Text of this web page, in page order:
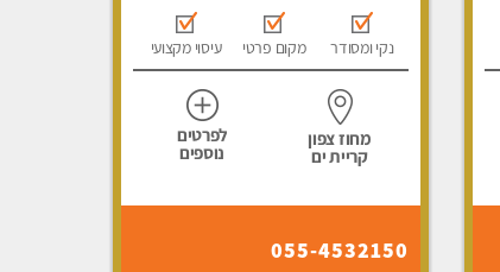
נקי ומסודר מקום פרטי עיסוי מקצועי
מחוז צפון
קריית ים
לפרטים
נוספים
055-4532150